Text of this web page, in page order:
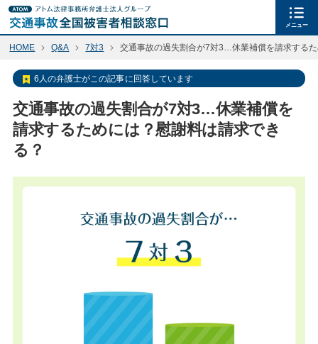
メニュー
HOME Q&A 7対3 交通事故の過失割合が7対3…休業補償を請求する
6人の弁護士がこの記事に回答しています
交通事故の過失割合が7対3…休業補償を
請求するためには？慰謝料は請求でき
る？